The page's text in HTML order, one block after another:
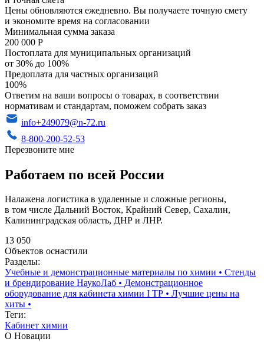
Цены обновляются ежедневно. Вы получаете точную смету
и экономите время на согласовании
Минимальная сумма заказа
200 000 Р
Постоплата для муниципальных организаций
от 30% до 100%
Предоплата для частных организаций
100%
Ответим на ваши вопросы о товарах, в соответствии
нормативам и стандартам, поможем собрать заказ
info+249079@n-72.ru
8-800-200-52-53
Перезвоните мне
Работаем по всей России
Налажена логистика в удаленные и сложные регионы,
в том числе Дальний Восток, Крайний Север, Сахалин,
Калининградская область, ДНР и ЛНР.
13 050
Объектов оснастили
Разделы:
Учебные и демонстрационные материалы по химии • Стенды
и брендирование НаукоЛаб • Демонстрационное
оборудование для кабинета химии I ТР • Лучшие цены на
хиты •
Теги:
Кабинет химии
О Новации